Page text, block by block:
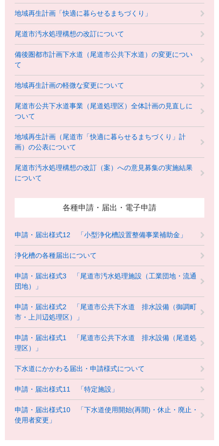
地域再生計画「快適に暮らせるまちづくり」
尾道市汚水処理構想の改訂について
備後圏都市計画下水道（尾道市公共下水道）の変更につい
て
地域再生計画の軽微な変更について
尾道市公共下水道事業（尾道処理区）全体計画の見直しに
ついて
地域再生計画（尾道市「快適に暮らせるまちづくり」計
画）の公表について
尾道市汚水処理構想の改訂（案）への意見募集の実施結果
について
各種申請・届出・電子申請
申請・届出様式12 「小型浄化槽設置整備事業補助金」
浄化槽の各種届出について
申請・届出様式3 「尾道市汚水処理施設（工業団地・流通
団地）」
申請・届出様式2 「尾道市公共下水道 排水設備（御調町
市・上川辺処理区）」
申請・届出様式1 「尾道市公共下水道 排水設備（尾道処
理区）」
下水道にかかわる届出・申請様式について
申請・届出様式11 「特定施設」
申請・届出様式10 「下水道使用開始(再開)・休止・廃止・
使用者変更」